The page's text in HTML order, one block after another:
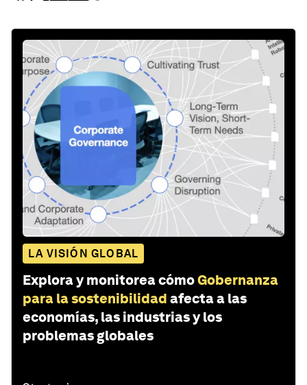
LA VISIÓN GLOBAL
Explora y monitorea cómoGobernanza
para la sostenibilidad afecta a las
economías, las industrias y los
problemas globales